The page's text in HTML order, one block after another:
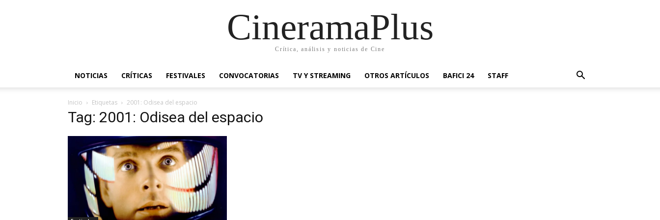
CineramaPlus
Crítica, análisis y noticias de Cine
NOTICIAS CRÍTICAS FESTIVALES CONVOCATORIAS TV Y STREAMING OTROS ARTÍCULOS BAFICI 24 STAFF
Inicio Etiquetas 2001: Odisea del espacio
Tag: 2001: Odisea del espacio